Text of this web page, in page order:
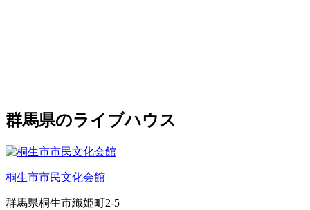
群馬県のライブハウス
桐生市市民文化会館
群馬県桐生市織姫町2-5